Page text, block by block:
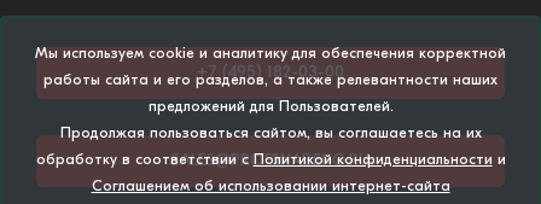
Мы используем cookie и аналитику для обеспечения корректной
работы сайта и его разделов, а также релевантности наших
предложений для Пользователей.
Продолжая пользоваться сайтом, вы соглашаетесь на их
обработку в соответствии сПолитикой конфиденциальности и
Соглашением об использовании интернет-сайта
+7 (495) 182-03-00
SALES@PROFSNABENG.RU